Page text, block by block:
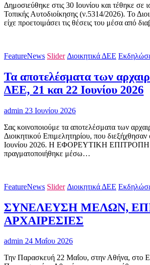
Δημοσιεύθηκε στις 30 Ιουνίου και τέθηκε σε
Τοπικής Αυτοδιοίκησης (ν.5314/2026). Το
είχε προετοιμάσει τις θέσεις του μέσα από
FeatureNews Slider Διοικητικά ΔΕΕ
Τα αποτελέσματα των
ΔΕΕ, 21 και 22 Ιουνίου 2026
admin 23 Ιουνίου 2026
Σας κοινοποιούμε τα αποτελέσματα των
Διοικητικού Επιμελητηρίου, που διεξήχθησαν
Ιουνίου 2026. Η ΕΦΟΡΕΥΤΙΚΗ
πραγματοποιήθηκε μέσω…
FeatureNews Slider Διοικητικά ΔΕΕ
ΣΥΝΕΛΕΥΣΗ ΜΕΛΩΝ,
ΑΡΧΑΙΡΕΣΙΕΣ
admin 24 Μαΐου 2026
Την Παρασκευή 22 Μαΐου, στην Αθήνα, στο